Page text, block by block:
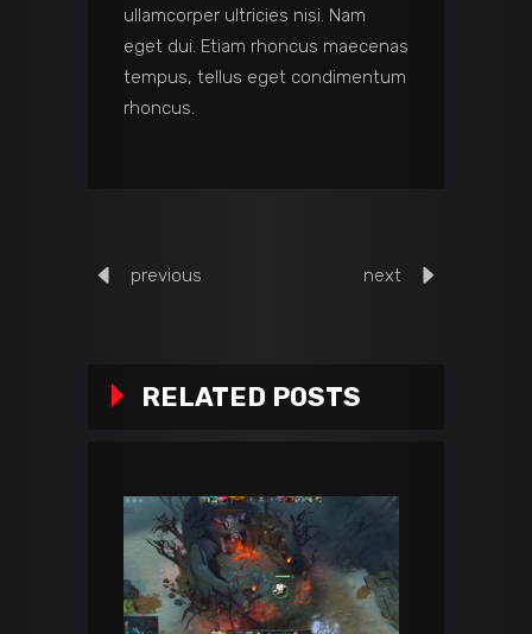
ullamcorper ultricies nisi. Nam
eget dui. Etiam rhoncus maecenas
tempus, tellus eget condimentum
rhoncus.
previous next
RELATED POSTS